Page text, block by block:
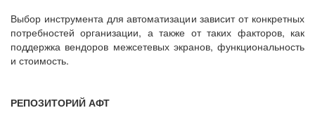
Выбор инструмента для автоматизации зависит от конкретных
потребностей организации, а также от таких факторов, как
поддержка вендоров межсетевых экранов, функциональность
и стоимость.
РЕПОЗИТОРИЙ АФТ